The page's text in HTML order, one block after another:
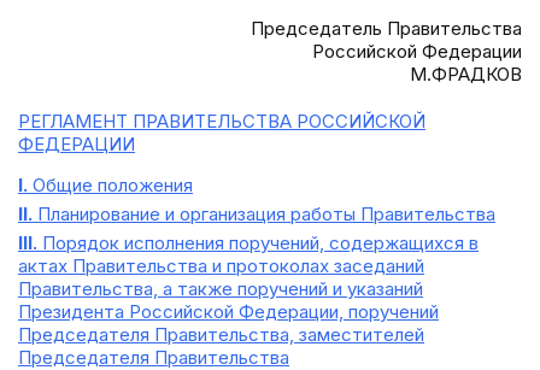
Председатель Правительства
Российской Федерации
М.ФРАДКОВ
РЕГЛАМЕНТ ПРАВИТЕЛЬСТВА РОССИЙСКОЙ
ФЕДЕРАЦИИ
I. Общие положения
II. Планирование и организация работы Правительства
III. Порядок исполнения поручений, содержащихся в
актах Правительства и протоколах заседаний
Правительства, а также поручений и указаний
Президента Российской Федерации, поручений
Председателя Правительства, заместителей
Председателя Правительства